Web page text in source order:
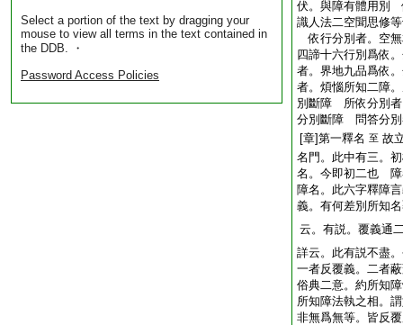
Select a portion of the text by dragging your
mouse to view all terms in the text contained in
the DDB. ・
Password Access Policies
伏。與障有體用別
識人法二空聞思修
依行分別者。空
四諦十六行別爲依
者。界地九品爲依
者。煩惱所知二障
別斷障 所依分別者
分別斷障 問答分別
[章]第一釋名 至 故
名門。此中有三。
名。今即初二也 障
障名。此六字釋障
義。有何差別所知
云。有説。覆義通
詳云。此有説不盡
一者反覆義。二者
俗典二意。約所知
所知障法執之相。
非無爲無等。皆反